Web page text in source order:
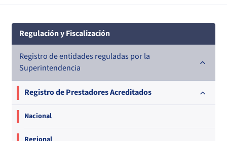
Regulación y Fiscalización
Registro de entidades reguladas por la
Superintendencia
Registro de Prestadores Acreditados
Nacional